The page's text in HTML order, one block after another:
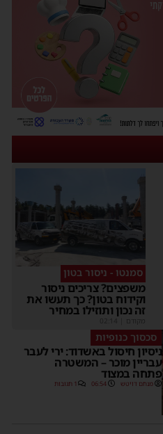
סמנטו - ניסור בטון
משפצים? צריכים ניסור
וקידוח בטון? כך תעשו את
זה נכון ותוזילו במחיר
מקודם
סכסוך כנופיות
ניסיון חיסול באשדוד: ירי לעבר
עבריין מוכר – המשטרה
פתחה במצוד
מנחם דויטש 06:54 1 תגובות